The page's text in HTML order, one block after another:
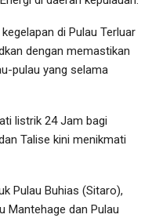
di Pulau Terluar
dengan memastikan
pulau yang selama
listrik 24 Jam bagi
Talise kini menikmati
Pulau Buhias (Sitaro),
Mantehage dan Pulau